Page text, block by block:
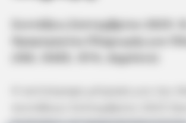
Συντάξεις Σεπτεμβρίου 2025: Οι
Ημερομηνίες Πληρωμής για